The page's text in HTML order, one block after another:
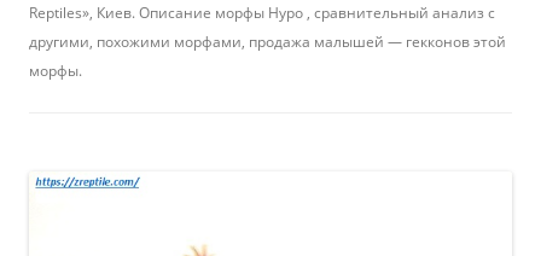
Reptiles», Киев. Описание морфы Hypo , сравнительный анализ с
другими, похожими морфами, продажа малышей — гекконов этой
морфы.